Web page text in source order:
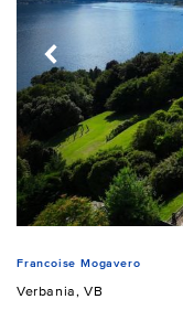
Francoise Mogavero
Verbania, VB